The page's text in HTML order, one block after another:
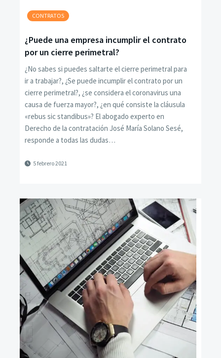
CONTRATOS
¿Puede una empresa incumplir el contrato
por un cierre perimetral?
¿No sabes si puedes saltarte el cierre perimetral para
ir a trabajar?, ¿Se puede incumplir el contrato por un
cierre perimetral?, ¿se considera el coronavirus una
causa de fuerza mayor?, ¿en qué consiste la cláusula
«rebus sic standibus»? El abogado experto en
Derecho de la contratación José María Solano Sesé,
responde a todas las dudas…
5 febrero 2021